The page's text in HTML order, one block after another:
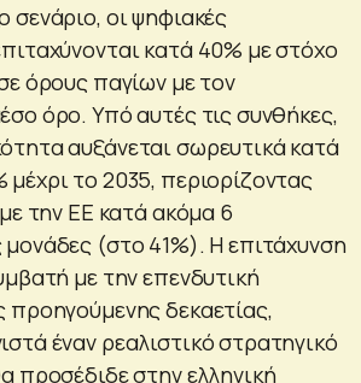
σενάριο, οι ψηφιακές
κατά 40% με στόχο
όρους παγίων με τον
όρο. Υπό αυτές τις συνθήκες,
αυξάνεται σωρευτικά κατά
το 2035, περιορίζοντας
την ΕΕ κατά ακόμα 6
μονάδες (στο 41%). Η επιτάχυνση
με την επενδυτική
προηγούμενης δεκαετίας,
έναν ρεαλιστικό στρατηγικό
προσέδιδε στην ελληνική